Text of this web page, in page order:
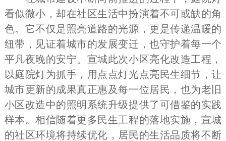
看似微小，却在社区生活中扮演着不可或缺的角
色。它不仅是照亮道路的光源，更是传递温暖的
纽带，见证着城市的发展变迁，也守护着每一个
平凡夜晚的安宁。宣城此次小区亮化改造工程，
以庭院灯为抓手，用点点灯光点亮民生细节，让
城市更新的成果真正惠及每一位居民，也为老旧
小区改造中的照明系统升级提供了可借鉴的实践
样本。相信随着更多民生工程的落地实施，宣城
的社区环境将持续优化，居民的生活品质将不断